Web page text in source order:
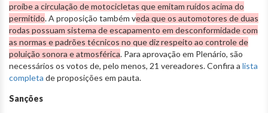
proíbe a circulação de motocicletas que emitam ruídos acima do
permitido. A proposição também veda que os automotores de duas
rodas possuam sistema de escapamento em desconformidade com
as normas e padrões técnicos no que diz respeito ao controle de
poluição sonora e atmosférica. Para aprovação em Plenário, são
necessários os votos de, pelo menos, 21 vereadores. Confira a lista
completa de proposições em pauta.
Sanções